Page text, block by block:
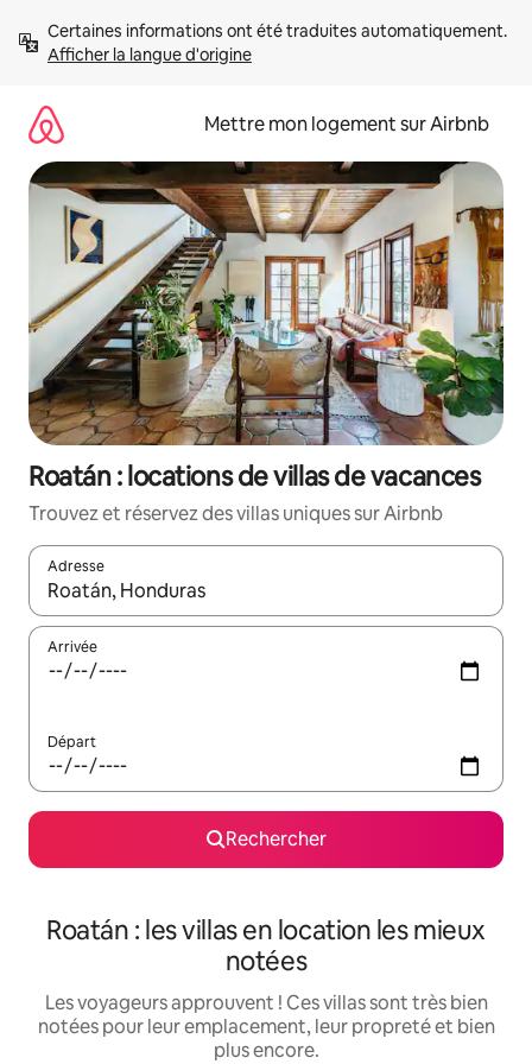
directement
Afficher la langue d'origine
Mettre mon logement sur Airbnb
Roatán : locations de villas de vacances
Trouvez et réservez des villas uniques sur Airbnb
Adresse
Lorsque les résultats s'affichent, utilisez les flèches vers le
Arrivée
Départ
Rechercher
Roatán : les villas en location les mieux
notées
Les voyageurs approuvent ! Ces villas sont très bien
notées pour leur emplacement, leur propreté et bien
plus encore.